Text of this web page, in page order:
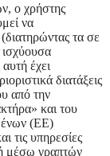
ο χρήστης
να
τα σε
έχει
διατάξεις
από την
και του
(ΕΕ)
τις υπηρεσίες
μέσω γραπτών